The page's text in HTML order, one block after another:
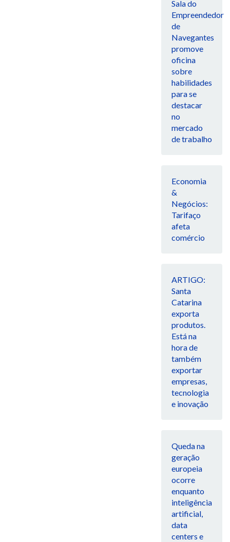
Sala do
Empreendedor
de
Navegantes
promove
oficina
sobre
habilidades
para se
destacar
no
mercado
de trabalho
Economia
&
Negócios:
Tarifaço
afeta
comércio
ARTIGO:
Santa
Catarina
exporta
produtos.
Está na
hora de
também
exportar
empresas,
tecnologia
e inovação
Queda na
geração
europeia
ocorre
enquanto
inteligência
artificial,
data
centers e